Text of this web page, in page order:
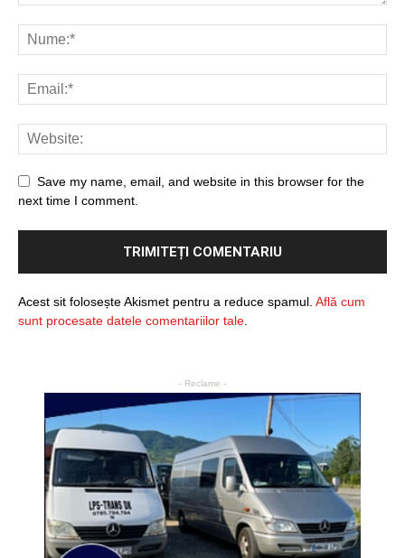
Save my name, email, and website in this browser for the
next time I comment.
Acest sit folosește Akismet pentru a reduce spamul. Află cum
sunt procesate datele comentariilor tale.
- Reclame -